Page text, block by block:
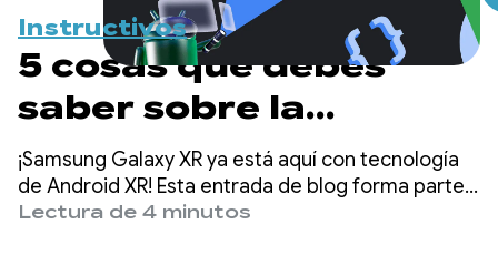
Instructivos
5 cosas que debes
saber sobre la
publicación y
distribución de tu app
¡Samsung Galaxy XR ya está aquí con tecnología
de Android XR! Esta entrada de blog forma parte
de nuestra Semana de Destacados de Android XR,
Lectura de 4 minutos